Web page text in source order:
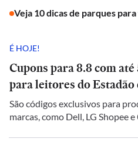
Veja 10 dicas de parques
É HOJE!
Cupons para 8.8 com
para leitores do Estadão
São códigos exclusivos para
marcas, como Dell, LG Shopee